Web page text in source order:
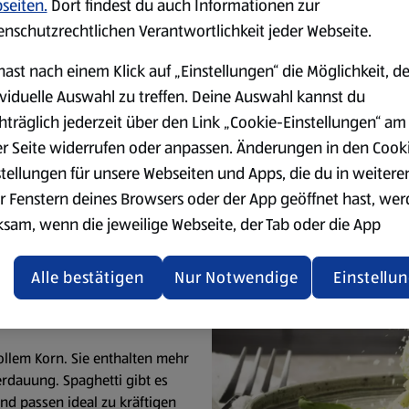
Spaghetti, Penne
Fusilli. Lange, dünneSpaghettipassen perfekt zu Tomaten-
gut und sind ideal für Ofengerichte. AuchFusillinehmen
Korn. Sie enthalten mehr
Spaghetti gibt es
passen ideal zu kräftigen
Dort findest du auch Informationen zur
Verantwortlichkeit jeder Webseite.
nach einem Klick auf „Einstellungen“ die Möglichkeit,
Auswahl zu treffen. Deine Auswahl kannst du
jederzeit über den Link „Cookie-Einstellungen“
Seite widerrufen oder anpassen. Änderungen in den
für unsere Webseiten und Apps, die du in
Fenstern deines Browsers oder der App geöffnet hast,
wenn die jeweilige Webseite, der Tab oder die App
oder geschlossen und anschließend wieder geöffnet
der Webseitenbetreiber und Datenschutzerklärungen
Nur Notwendige
Alle bestätigen